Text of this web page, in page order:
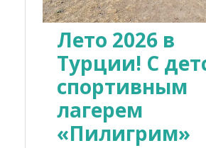
Лето 2026 в
Турции! С
спортивным
лагерем
«Пилигрим»